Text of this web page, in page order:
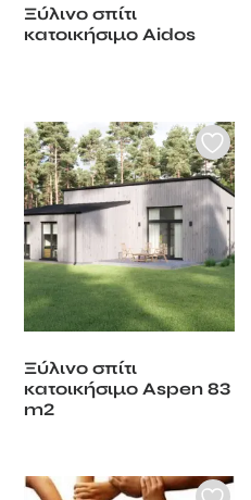
Ξύλινο σπίτι
κατοικήσιμο Aidos
Ξύλινο σπίτι
κατοικήσιμο Aspen 83
m2